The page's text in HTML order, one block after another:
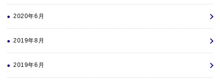
2020年6月
2019年8月
2019年6月